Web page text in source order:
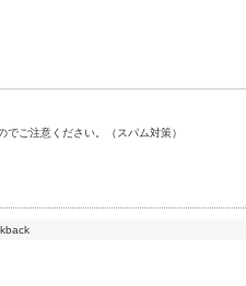
ご注意ください。（スパム対策）